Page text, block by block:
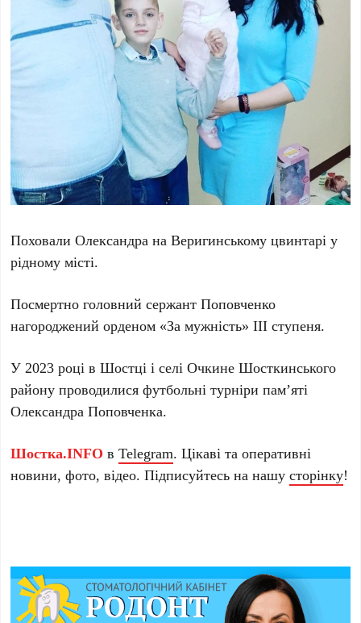
Поховали Олександра на Веригинському цвинтарі у
рідному місті.
Посмертно головний сержант Поповченко
нагороджений орденом «За мужність» ІІІ ступеня.
У 2023 році в Шостці і селі Очкине Шосткинського
району проводилися футбольні турніри пам’яті
Олександра Поповченка.
Шостка.INFO вTelegram. Цікаві та оперативні
новини, фото, відео. Підписуйтесь на нашусторінку!